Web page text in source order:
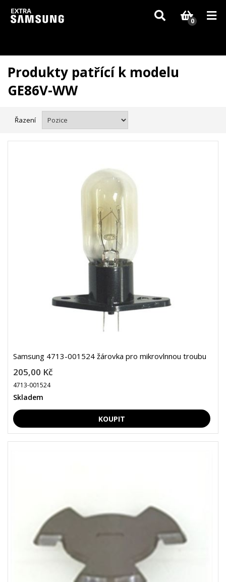
Vzhledem k aktuální situaci se může dodání dílů, které nejsou skladem,
zpozdit. Děkujeme za pochopení.
0
Produkty patřící k modelu
GE86V-WW
Řazení
Samsung 4713-001524 žárovka pro mikrovlnnou troubu
205,00 Kč
4713-001524
Skladem